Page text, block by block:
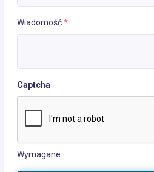
Wiadomość*
Captcha
Wymagane